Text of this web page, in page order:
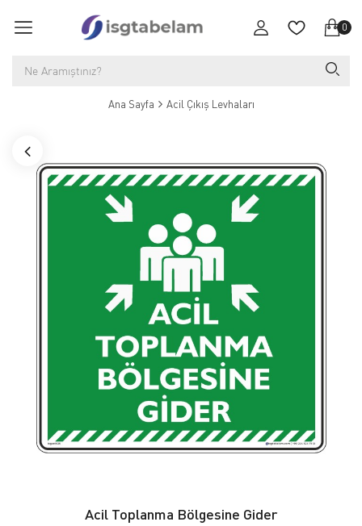
0
Ana Sayfa Acil Çıkış Levhaları
Acil Toplanma Bölgesine Gider